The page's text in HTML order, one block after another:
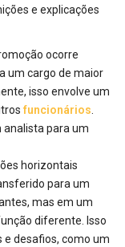
e explicações
ocorre
um cargo de maior
isso envolve um
funcionários.
analista para um
horizontais
para um
mas em um
diferente. Isso
e desafios, como um